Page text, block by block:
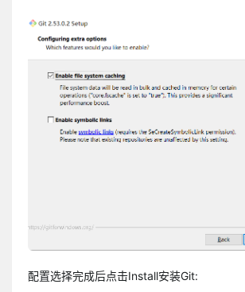
配置选择完成后点击Install安装Git: